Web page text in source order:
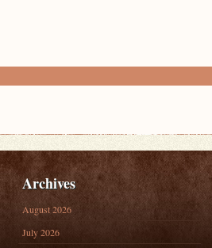
Archives
August 2026
July 2026